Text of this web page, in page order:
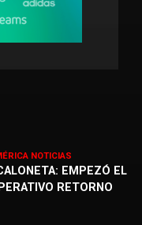
NOTICIAS
EMPEZÓ EL
RETORNO